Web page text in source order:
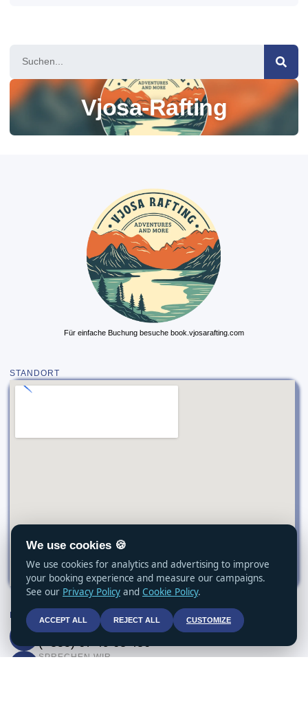
Vjosa-Rafting
Für einfache Buchung besuche book.vjosarafting.com
STANDORT
KONTAKT AUFNEHMEN
SPRECHEN WIR
SPRECHEN WIR
We use cookies 🍪
We use cookies for analytics and advertising to improve
your booking experience and measure our campaigns.
See our Privacy Policy and Cookie Policy.
ACCEPT ALL REJECT ALL CUSTOMIZE